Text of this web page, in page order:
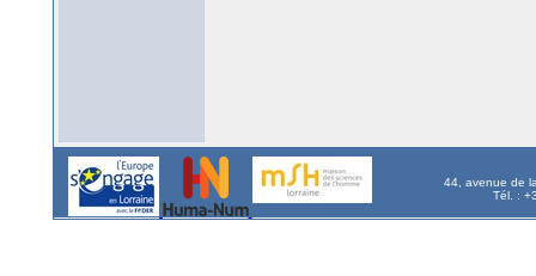
44, avenue de
Tél. :